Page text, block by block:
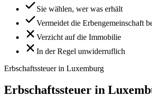
Sie wählen, wer was erhält
Vermeidet die Erbengemeinschaft
Verzicht auf die Immobilie
In der Regel unwiderruflich
Erbschaftssteuer in Luxemburg
Erbschaftssteuer in